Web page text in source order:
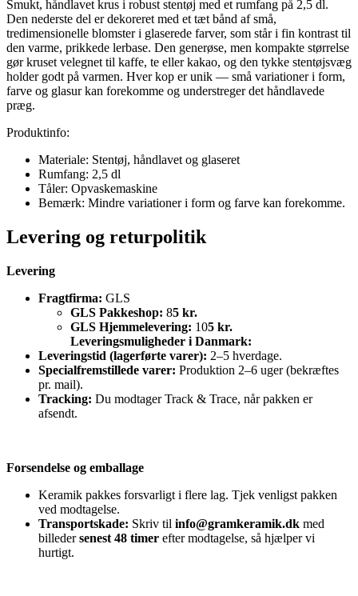
Smukt, håndlavet krus i robust stentøj med et rumfang på 2,5 dl.
Den nederste del er dekoreret med et tæt bånd af små,
tredimensionelle blomster i glaserede farver, som står i fin kontrast til
den varme, prikkede lerbase. Den generøse, men kompakte størrelse
gør kruset velegnet til kaffe, te eller kakao, og den tykke stentøjsvæg
holder godt på varmen. Hver kop er unik — små variationer i form,
farve og glasur kan forekomme og understreger det håndlavede
præg.
Produktinfo:
Materiale: Stentøj, håndlavet og glaseret
Rumfang: 2,5 dl
Tåler: Opvaskemaskine
Bemærk: Mindre variationer i form og farve kan forekomme.
Levering og returpolitik
Levering
Fragtfirma: GLS
GLS Pakkeshop: 85 kr.
GLS Hjemmelevering: 105 kr.
Leveringsmuligheder i Danmark:
Leveringstid (lagerførte varer): 2–5 hverdage.
Specialfremstillede varer: Produktion 2–6 uger (bekræftes
pr. mail).
Tracking: Du modtager Track & Trace, når pakken er
afsendt.
Forsendelse og emballage
Keramik pakkes forsvarligt i flere lag. Tjek venligst pakken
ved modtagelse.
Transportskade: Skriv til info@gramkeramik.dk med
billedersenest 48 timer efter modtagelse, så hjælper vi
hurtigt.